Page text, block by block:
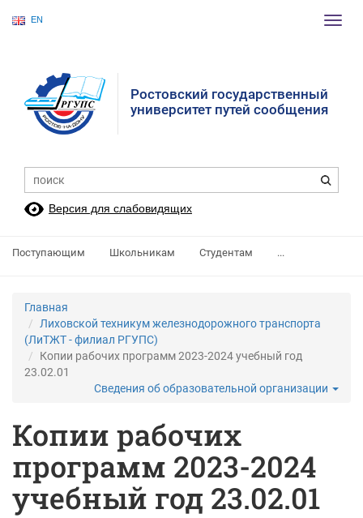
EN
Ростовский государственный
университет путей сообщения
Версия для слабовидящих
Поступающим Школьникам Студентам ...
Главная
Лиховской техникум железнодорожного транспорта
(ЛиТЖТ - филиал РГУПС)
Копии рабочих программ 2023-2024 учебный год
23.02.01
Сведения об образовательной организации
Копии рабочих
программ 2023-2024
учебный год 23.02.01